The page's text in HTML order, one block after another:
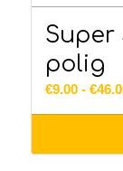
Super
polig
€9.00 - €